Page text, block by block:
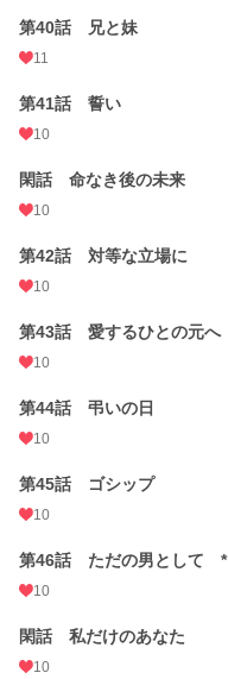
第40話 兄と妹
11
第41話 誓い
10
閑話 命なき後の未来
10
第42話 対等な立場に
10
第43話 愛するひとの元へ
10
第44話 弔いの日
10
第45話 ゴシップ
10
第46話 ただの男として *
10
閑話 私だけのあなた
10